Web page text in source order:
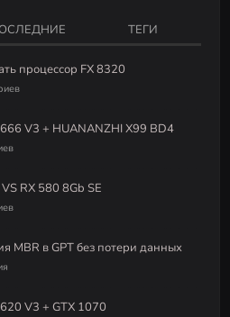
ТЕГИ
процессор FX 8320
V3 + HUANANZHI X99 BD4
RX 580 8Gb SE
MBR в GPT без потери данных
V3 + GTX 1070